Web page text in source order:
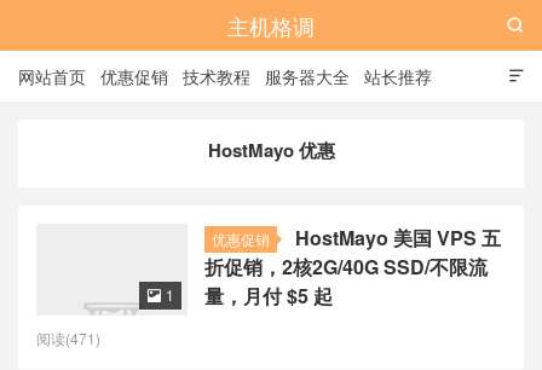
主机格调

网站首页 优惠促销 技术教程 服务器大全 站长推荐

HostMayo 优惠
优惠促销
HostMayo 美国 VPS 五
折促销，2核2G/40G SSD/不限流
量，月付 $5 起
 1
阅读(471)